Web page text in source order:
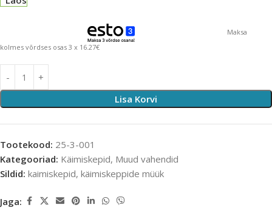
Maksa
kolmes võrdses osas 3 x 16.27€
Lisa Korvi
Tootekood: 25-3-001
Kategooriad: Käimiskepid, Muud vahendid
Sildid: kaimiskepid, käimiskeppide müük
Jaga: